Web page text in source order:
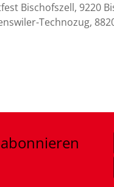
Bischofszell, 9220
Technozug,
abonnieren